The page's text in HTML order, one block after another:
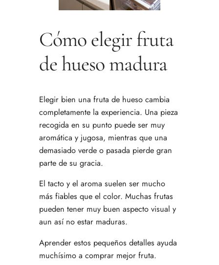
Cómo elegir fruta
de hueso madura
Elegir bien una fruta de hueso cambia
completamente la experiencia. Una pieza
recogida en su punto puede ser muy
aromática y jugosa, mientras que una
demasiado verde o pasada pierde gran
parte de su gracia.
El tacto y el aroma suelen ser mucho
más fiables que el color. Muchas frutas
pueden tener muy buen aspecto visual y
aun así no estar maduras.
Aprender estos pequeños detalles ayuda
muchísimo a comprar mejor fruta.